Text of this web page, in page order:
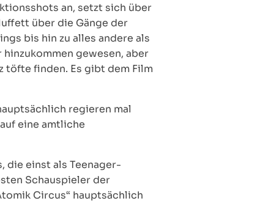
an, setzt sich über
über die Gänge der
bis hin zu alles andere als
gewesen, aber
töfte finden. Es gibt dem Film
regieren mal
eine amtliche
die einst als Teenager-
Schauspieler der
Circus“ hauptsächlich